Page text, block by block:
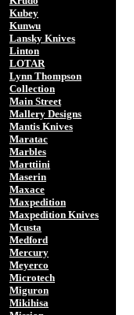
Kubey
Kunwu
Lansky Knives
Linton
LOTAR
Lynn Thompson
Collection
Main Street
Mallery Designs
Mantis Knives
Maratac
Marbles
Marttiini
Maserin
Maxace
Maxpedition
Maxpedition Knives
Mcusta
Medford
Mercury
Meyerco
Microtech
Miguron
Mikihisa